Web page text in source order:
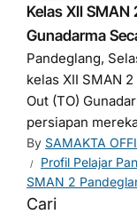
Kelas XII
Gunadarma
Pandeglang,
kelas XII SMAN
Out (TO)
persiapan
By SAMAKTA
Profil Pelajar
SMAN 2
Cari